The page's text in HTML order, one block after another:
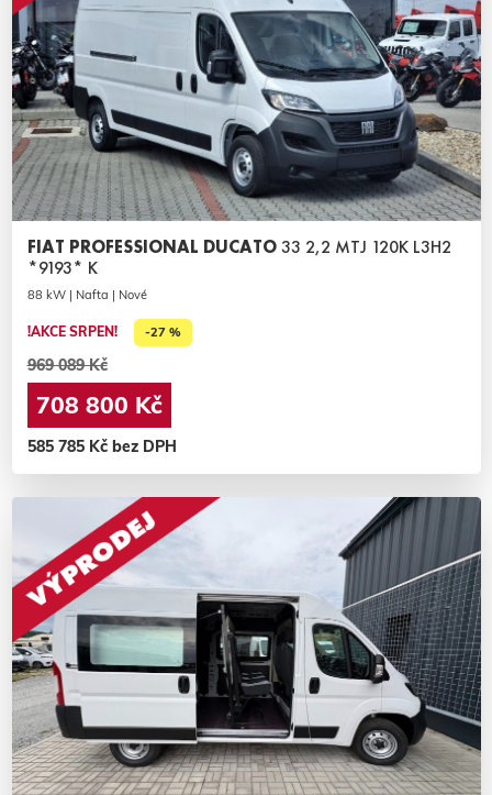
FIAT PROFESSIONAL DUCATO33 2,2 MTJ 120K L3H2
*9193* K
88 kW | Nafta | Nové
!AKCE SRPEN! -27 %
969 089 Kč
708 800 Kč
585 785 Kč bez DPH